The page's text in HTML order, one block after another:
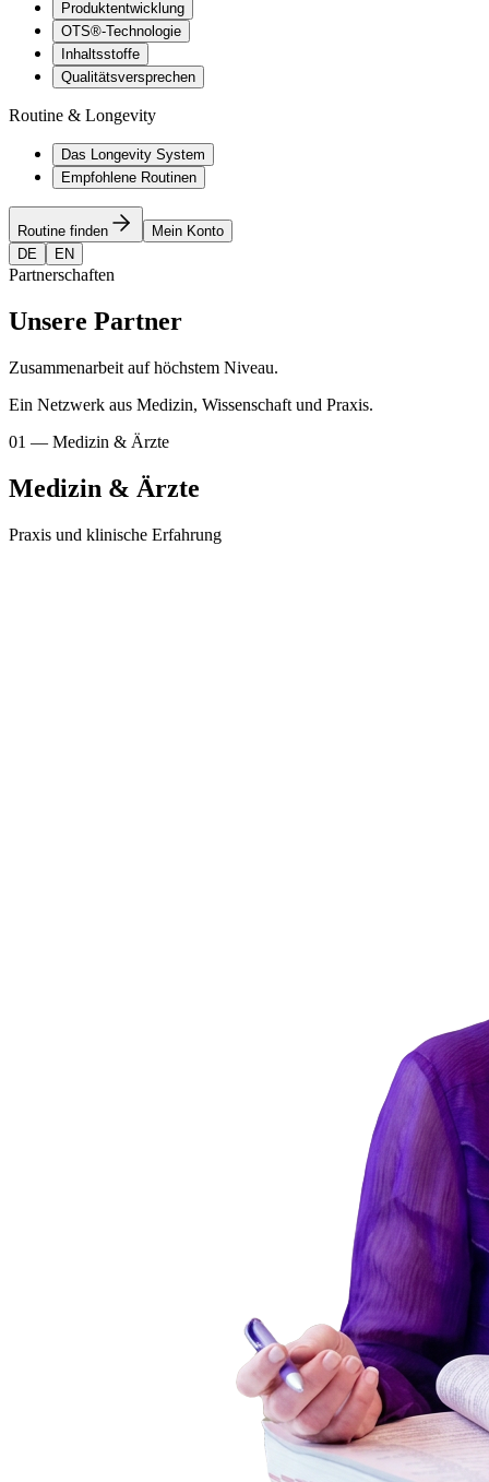
Produktentwicklung
OTS®-Technologie
Inhaltsstoffe
Qualitätsversprechen
Routine & Longevity
Das Longevity System
Empfohlene Routinen
Routine finden
Mein Konto
DE
EN
Partnerschaften
Unsere Partner
Zusammenarbeit auf höchstem Niveau.
Ein Netzwerk aus Medizin, Wissenschaft und Praxis.
01 — Medizin & Ärzte
Medizin & Ärzte
Praxis und klinische Erfahrung